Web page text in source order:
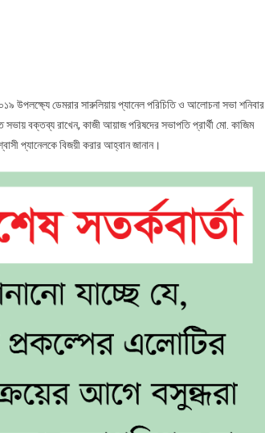
উপলক্ষ্যে ডেমরার সারুলিয়ায় প্যানেল পরিচিতি ও আলোচনা সভা শনিবার
বক্তব্য রাখেন, কাজী আয়াজ পরিষদের সভাপতি প্রার্থী মো. কাজিম
প্যানেলকে বিজয়ী করার আহ্বান জানান।